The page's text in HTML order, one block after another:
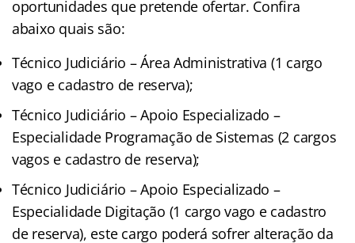
oportunidades que pretende ofertar. Confira
abaixo quais são:
Técnico Judiciário – Área Administrativa (1 cargo
vago e cadastro de reserva);
Técnico Judiciário – Apoio Especializado –
Especialidade Programação de Sistemas (2 cargos
vagos e cadastro de reserva);
Técnico Judiciário – Apoio Especializado –
Especialidade Digitação (1 cargo vago e cadastro
de reserva), este cargo poderá sofrer alteração da